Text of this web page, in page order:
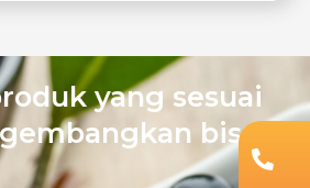
yang sesuai
bisnis